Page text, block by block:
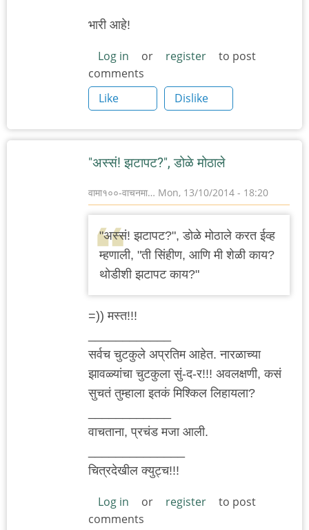
भारी आहे!
Log in or register
to post
comments
Like
Dislike
"अस्सं! झटापट?", डोळे मोठाले
वामा१००-वाचनमा… Mon, 13/10/2014 - 18:20
"अस्सं! झटापट?", डोळे मोठाले करत ईव्ह
म्हणाली, "ती सिंहीण, आणि मी शेळी काय?
थोडीशी झटापट काय?"
=)) मस्त!!!
सर्वच चुटकुले अप्रतिम आहेत. नारळाच्या
झावळ्यांचा चुटकुला सुं-द-र!!! अवलक्षणी, कसं
सुचतं तुम्हाला इतकं मिश्किल लिहायला?
वाचताना, प्रचंड मजा आली.
चित्रदेखील क्युट्च!!!
Log in or register
to post
comments